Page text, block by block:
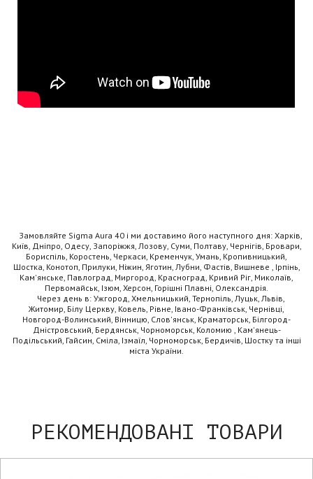
Замовляйте Sigma Aura 40 і ми доставимо його наступного дня: Харків,
Київ, Дніпро, Одесу, Запоріжжя, Лозову, Суми, Полтаву, Чернігів, Бровари,
Бориспіль, Коростень, Черкаси, Кременчук, Умань, Кропивницький,
Шостка, Конотоп, Прилуки, Ніжин, Яготин, Лубни, Фастів, Вишневе , Ірпінь,
Кам'янське, Павлоград, Миргород, Красноград, Кривий Ріг, Миколаїв,
Первомайськ, Ізюм, Херсон, Горішні Плавні, Олександрія.
Через день в: Ужгород, Хмельницький, Тернопіль, Луцьк, Львів,
Житомир, Білу Церкву, Ковель, Рівне, Івано-Франківськ, Чернівці,
Новгород-Волинський, Вінницю, Слов'янськ, Краматорськ, Білгород-
Дністровський, Бердянськ, Чорноморськ, Коломию , Кам'янець-
Подільський, Гайсин, Сміла, Ізмаїл, Чорноморськ, Бердичів, Шостку та інші
міста України.
РЕКОМЕНДОВАНІ ТОВАРИ